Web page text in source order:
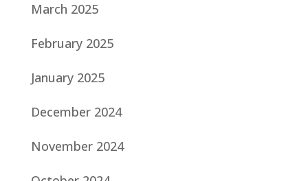
March 2025
February 2025
January 2025
December 2024
November 2024